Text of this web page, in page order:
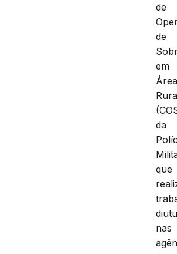
de
de
em
da
que
nas